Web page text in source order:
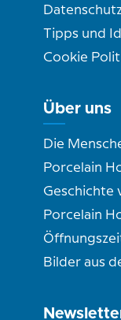
Tipps und
Cookie
Über uns
Die
Porcelain
Geschichte
Porcelain
Bilder aus